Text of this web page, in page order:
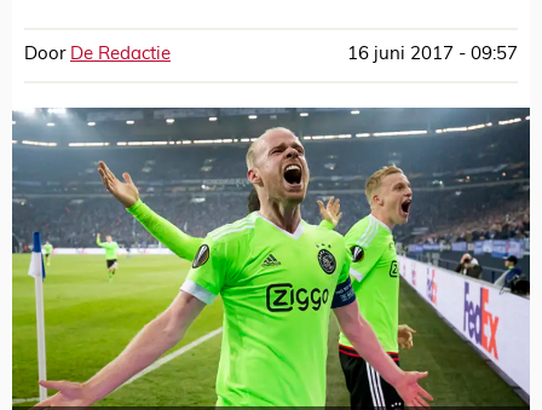
Door De Redactie 16 juni 2017 - 09:57